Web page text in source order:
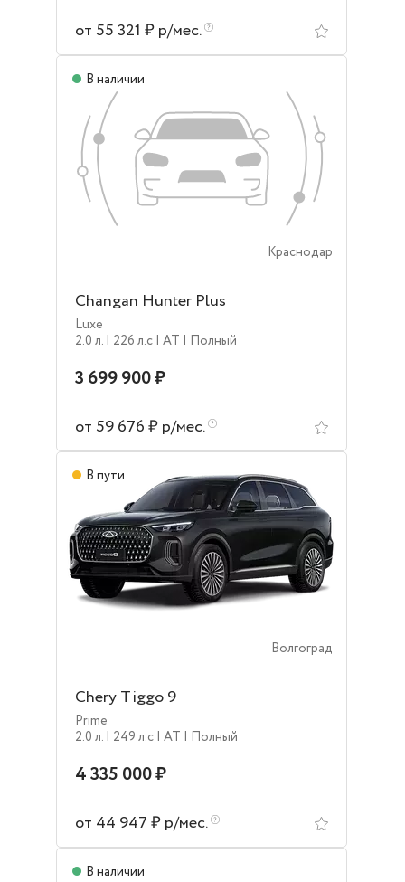
от 55 321 ₽ р/мес.
В наличии
Краснодар
Changan Hunter Plus
Luxe
2.0 л. | 226 л.c | AT | Полный
3 699 900 ₽
от 59 676 ₽ р/мес.
В пути
Волгоград
Chery Tiggo 9
Prime
2.0 л. | 249 л.c | AT | Полный
4 335 000 ₽
от 44 947 ₽ р/мес.
В наличии